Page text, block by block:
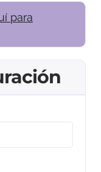
para